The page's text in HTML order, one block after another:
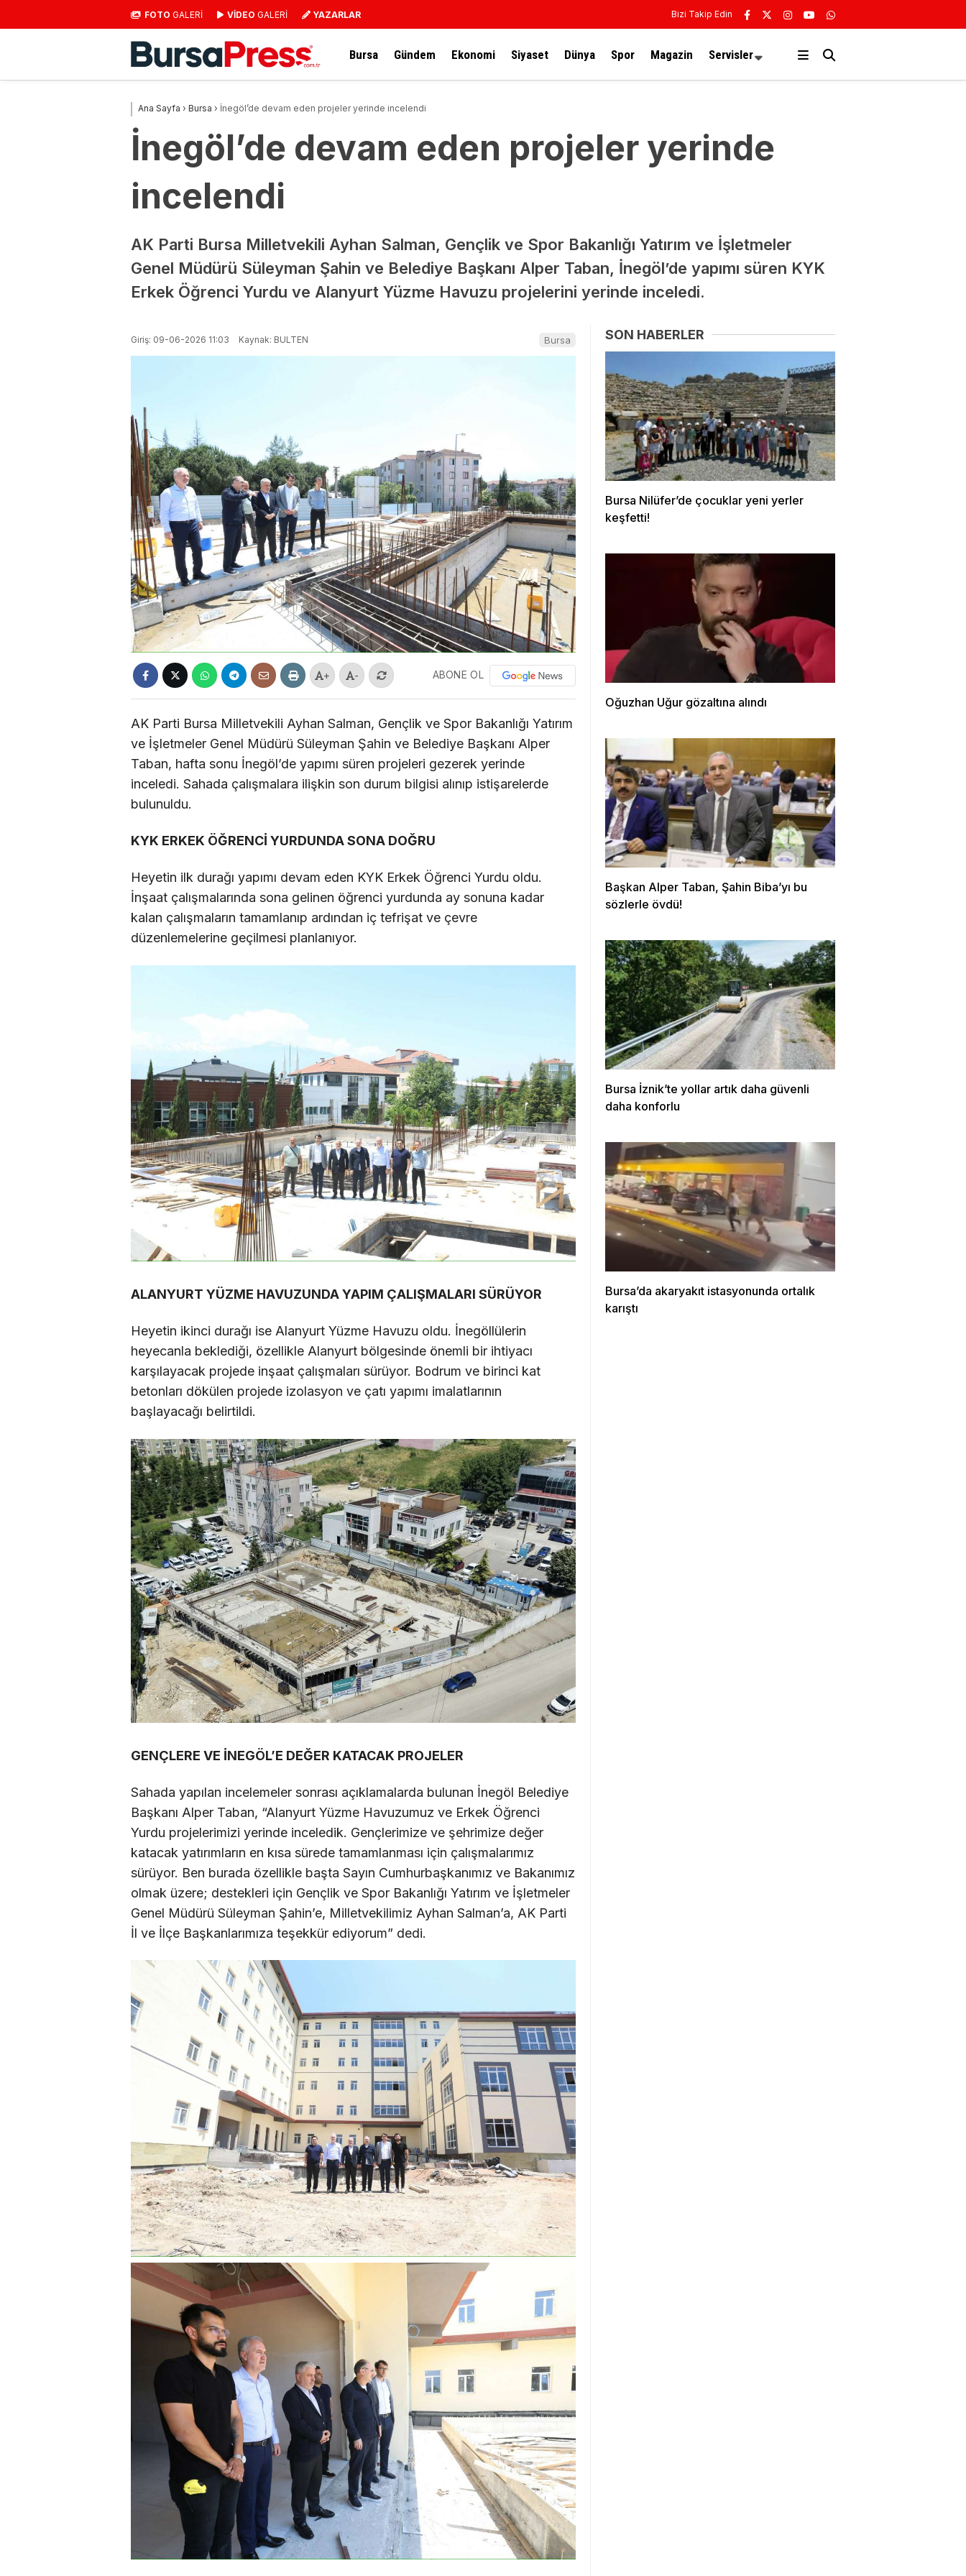
FOTO GALERİ VİDEO GALERİ YAZARLAR Bizi Takip Edin
Bursa Gündem Ekonomi Siyaset Dünya Spor Magazin Servisler
Ana Sayfa › Bursa › İnegöl’de devam eden projeler yerinde incelendi
İnegöl’de devam eden projeler yerinde
incelendi
AK Parti Bursa Milletvekili Ayhan Salman, Gençlik ve Spor Bakanlığı Yatırım ve İşletmeler
Genel Müdürü Süleyman Şahin ve Belediye Başkanı Alper Taban, İnegöl’de yapımı süren KYK
Erkek Öğrenci Yurdu ve Alanyurt Yüzme Havuzu projelerini yerinde inceledi.
Giriş: 09-06-2026 11:03 Kaynak: BULTEN Bursa
+ - ABONE OL
AK Parti Bursa Milletvekili Ayhan Salman, Gençlik ve Spor Bakanlığı Yatırım
ve İşletmeler Genel Müdürü Süleyman Şahin ve Belediye Başkanı Alper
Taban, hafta sonu İnegöl’de yapımı süren projeleri gezerek yerinde
inceledi. Sahada çalışmalara ilişkin son durum bilgisi alınıp istişarelerde
bulunuldu.
KYK ERKEK ÖĞRENCİ YURDUNDA SONA DOĞRU
Heyetin ilk durağı yapımı devam eden KYK Erkek Öğrenci Yurdu oldu.
İnşaat çalışmalarında sona gelinen öğrenci yurdunda ay sonuna kadar
kalan çalışmaların tamamlanıp ardından iç tefrişat ve çevre
düzenlemelerine geçilmesi planlanıyor.
ALANYURT YÜZME HAVUZUNDA YAPIM ÇALIŞMALARI SÜRÜYOR
Heyetin ikinci durağı ise Alanyurt Yüzme Havuzu oldu. İnegöllülerin
heyecanla beklediği, özellikle Alanyurt bölgesinde önemli bir ihtiyacı
karşılayacak projede inşaat çalışmaları sürüyor. Bodrum ve birinci kat
betonları dökülen projede izolasyon ve çatı yapımı imalatlarının
başlayacağı belirtildi.
GENÇLERE VE İNEGÖL’E DEĞER KATACAK PROJELER
Sahada yapılan incelemeler sonrası açıklamalarda bulunan İnegöl Belediye
Başkanı Alper Taban, “Alanyurt Yüzme Havuzumuz ve Erkek Öğrenci
Yurdu projelerimizi yerinde inceledik. Gençlerimize ve şehrimize değer
katacak yatırımların en kısa sürede tamamlanması için çalışmalarımız
sürüyor. Ben burada özellikle başta Sayın Cumhurbaşkanımız ve Bakanımız
olmak üzere; destekleri için Gençlik ve Spor Bakanlığı Yatırım ve İşletmeler
Genel Müdürü Süleyman Şahin’e, Milletvekilimiz Ayhan Salman’a, AK Parti
İl ve İlçe Başkanlarımıza teşekkür ediyorum” dedi.
SON HABERLER
Bursa Nilüfer’de çocuklar yeni yerler
keşfetti!
Oğuzhan Uğur gözaltına alındı
Başkan Alper Taban, Şahin Biba’yı bu
sözlerle övdü!
Bursa İznik’te yollar artık daha güvenli
daha konforlu
Bursa’da akaryakıt istasyonunda ortalık
karıştı